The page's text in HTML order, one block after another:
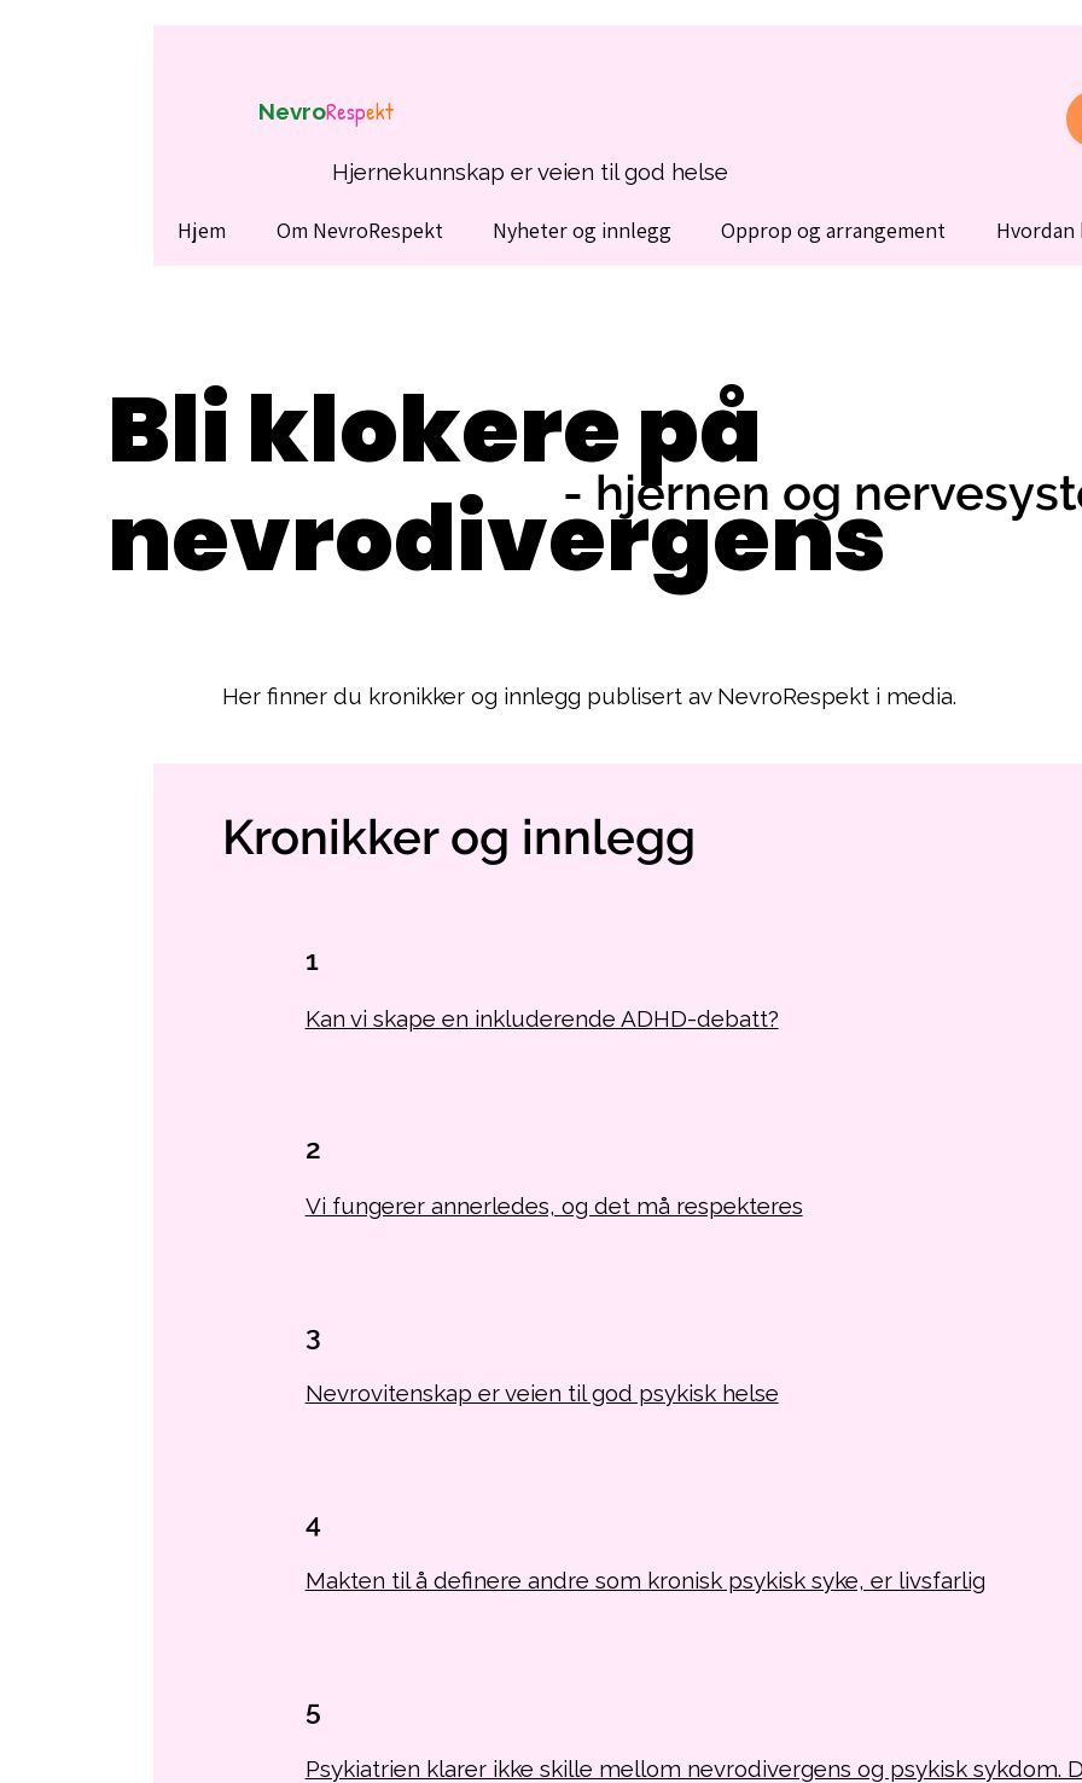
NevroRespekt
Hjernekunnskap er veien til god helse
Hjem Om NevroRespekt Nyheter og innlegg Opprop og arrangement Hvordan
Bli klokere på
nevrodivergens
- hjernen og
Her finner du kronikker og innlegg publisert av NevroRespekt i media.
1
Kan vi skape en inkluderende ADHD-debatt?
2
Vi fungerer annerledes, og det må respekteres
3
Nevrovitenskap er veien til god psykisk helse
4
Makten til å definere andre som kronisk psykisk syke, er livsfarlig
5
Psykiatrien klarer ikke skille mellom nevrodivergens og psykisk sykdom.
Kronikker og innlegg